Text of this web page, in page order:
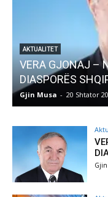
AKTUALITET
VERA GJONAJ –
DIASPORËS
Gjin Musa - 20 Shtator
Gjin